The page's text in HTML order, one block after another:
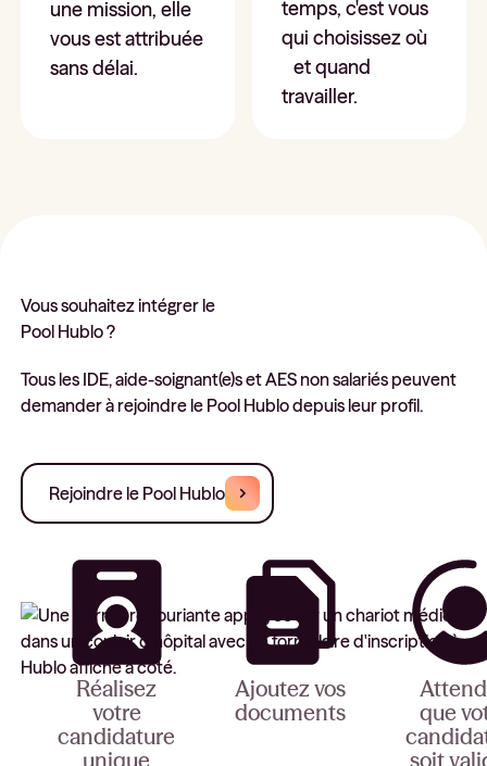
une mission, elle
vous est attribuée
sans délai.
temps, c'est vous
qui choisissez où
et quand
travailler.
Vous souhaitez intégrer le
Pool Hublo ?
Tous les IDE, aide-soignant(e)s et AES non salariés peuvent
demander à rejoindre le Pool Hublo depuis leur profil.
Rejoindre le Pool Hublo
Réalisez
votre
candidature
unique
Ajoutez vos
documents
que
soit